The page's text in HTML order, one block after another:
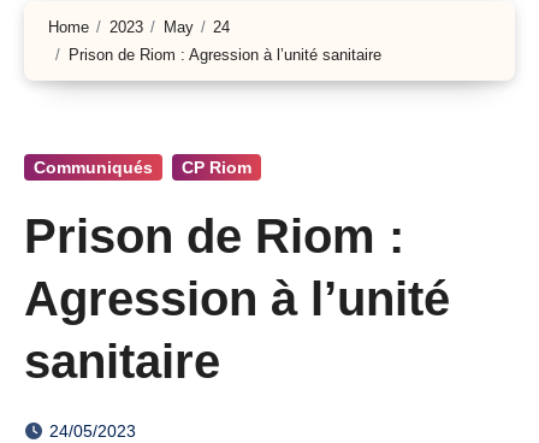
Home 2023 May
24
Prison de Riom : Agression à l’unité sanitaire
Communiqués CP Riom
Prison de Riom :
Agression à l’unité
sanitaire
24/05/2023